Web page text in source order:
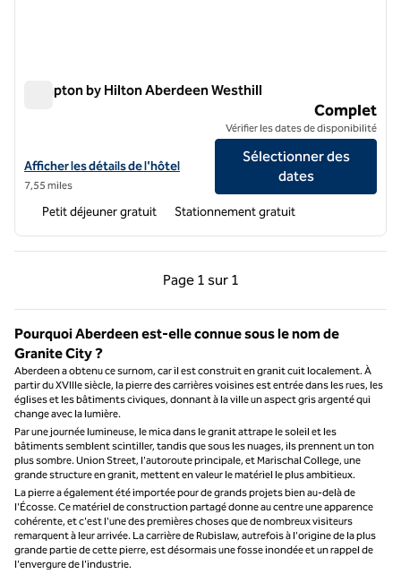
Hampton by Hilton Aberdeen Westhill
Afficher les détails de l'hôtel Hampton by Hilton Aberdeen Westhill
Afficher les détails de l'hôtel
7,55 miles
Complet
Vérifier les dates de disponibilité
Sélectionner des
dates
Petit déjeuner gratuit Stationnement gratuit
Page 1 sur 1
Page précédente, 1 sur 1
Page 1 sur 1
Pourquoi Aberdeen est-elle connue sous le nom de
Granite City ?
Aberdeen a obtenu ce surnom, car il est construit en granit cuit localement. À
partir du XVIIIe siècle, la pierre des carrières voisines est entrée dans les rues, les
églises et les bâtiments civiques, donnant à la ville un aspect gris argenté qui
change avec la lumière.
Par une journée lumineuse, le mica dans le granit attrape le soleil et les
bâtiments semblent scintiller, tandis que sous les nuages, ils prennent un ton
plus sombre. Union Street, l'autoroute principale, et Marischal College, une
grande structure en granit, mettent en valeur le matériel le plus ambitieux.
La pierre a également été importée pour de grands projets bien au-delà de
l'Écosse. Ce matériel de construction partagé donne au centre une apparence
cohérente, et c'est l'une des premières choses que de nombreux visiteurs
remarquent à leur arrivée. La carrière de Rubislaw, autrefois à l'origine de la plus
grande partie de cette pierre, est désormais une fosse inondée et un rappel de
l'envergure de l'industrie.